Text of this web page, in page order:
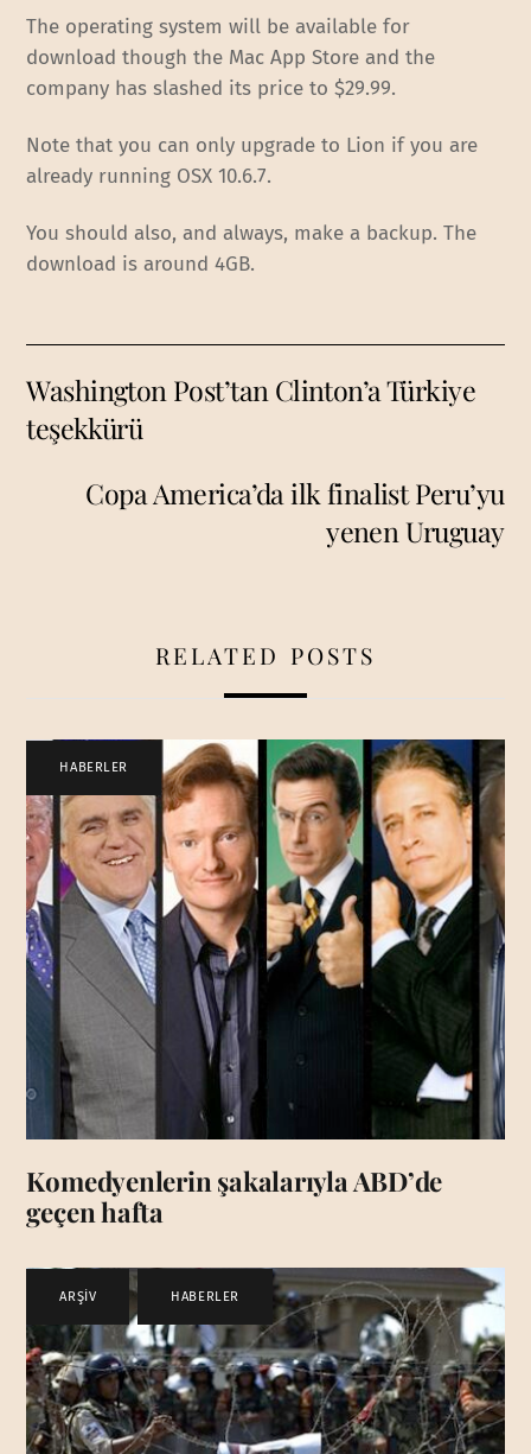
The operating system will be available for
download though the Mac App Store and the
company has slashed its price to $29.99.
Note that you can only upgrade to Lion if you are
already running OSX 10.6.7.
You should also, and always, make a backup. The
download is around 4GB.
Washington Post’tan Clinton’a Türkiye
teşekkürü
Copa America’da ilk finalist Peru’yu
yenen Uruguay
RELATED POSTS
HABERLER
Komedyenlerin şakalarıyla ABD’de
geçen hafta
ARŞİV , HABERLER